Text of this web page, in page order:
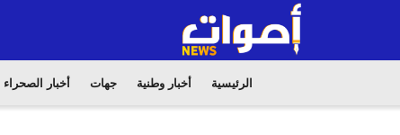
الرئيسية أخبار وطنية جهات أخبار الصحراء